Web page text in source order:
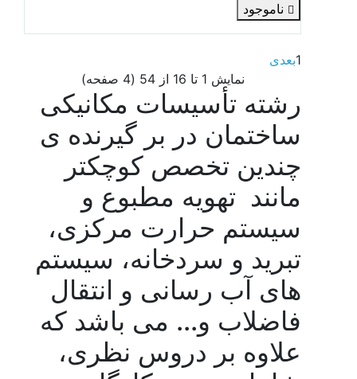
ناموجود
بعدی
نمايش 1 تا 16 از 54 (4 صفحه)
رشته تأسیسات مکانیکی
ساختمان در بر گیرنده ی
چندین تخصص کوچکتر
مانند تهویه مطبوع و
سیستم حرارت مرکزی،
تبرید و سردخانه، سیستم‌
های آب رسانی و انتقال
فاضلاب و... می باشد که
علاوه بر دروس نظری،